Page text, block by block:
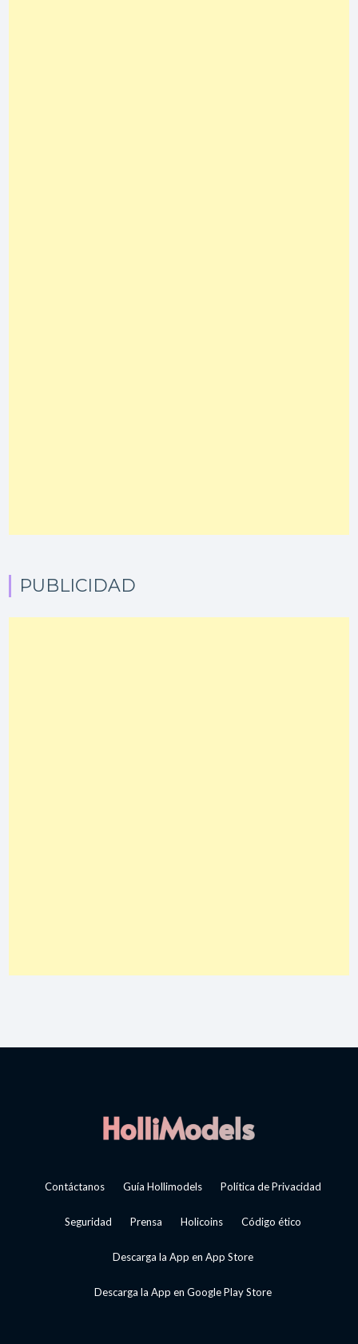
PUBLICIDAD
Contáctanos Guía Hollimodels Política de Privacidad
Seguridad Prensa Holicoins Código ético
Descarga la App en App Store
Descarga la App en Google Play Store